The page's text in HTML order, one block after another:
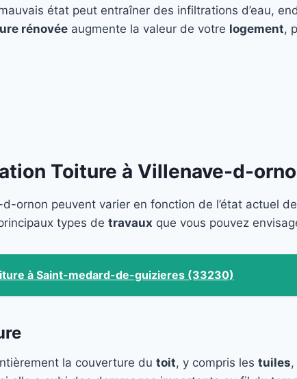
état peut entraîner des infiltrations d’eau,
rénovée augmente la valeur de votre logement,
Toiture à Villenave-d-
ornon peuvent varier en fonction de l’état actuel
types de travaux que vous pouvez
à Saint-medard-de-guizieres (33230)
la couverture du toit, y compris les tuiles,